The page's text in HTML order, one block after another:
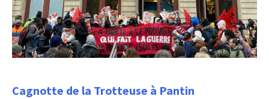
Cagnotte de la Trotteuse à Pantin